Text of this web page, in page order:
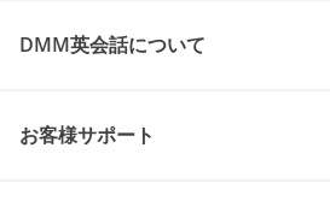
DMM英会話について
お客様サポート